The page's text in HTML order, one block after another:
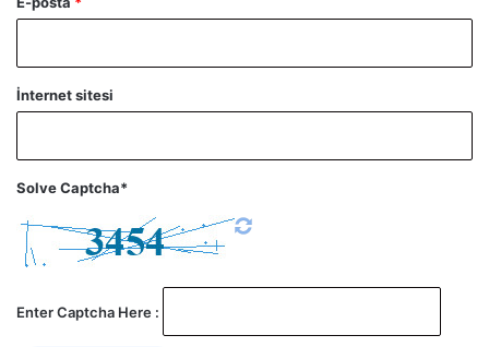
İnternet sitesi
Solve Captcha*
Enter Captcha Here :